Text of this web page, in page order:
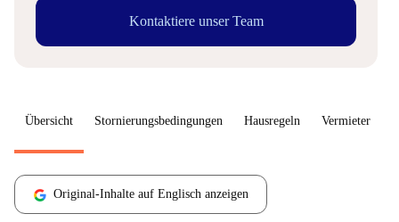
Kontaktiere unser Team
Übersicht Stornierungsbedingungen Hausregeln Vermieter
Original-Inhalte auf Englisch anzeigen